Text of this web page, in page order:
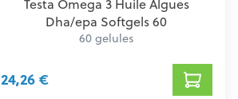
Testa Omega 3 Huile Algues
Dha/epa Softgels 60
60 gelules
24,26 €